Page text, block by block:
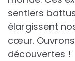
sentiers
élargissent
cœur.
découvertes !